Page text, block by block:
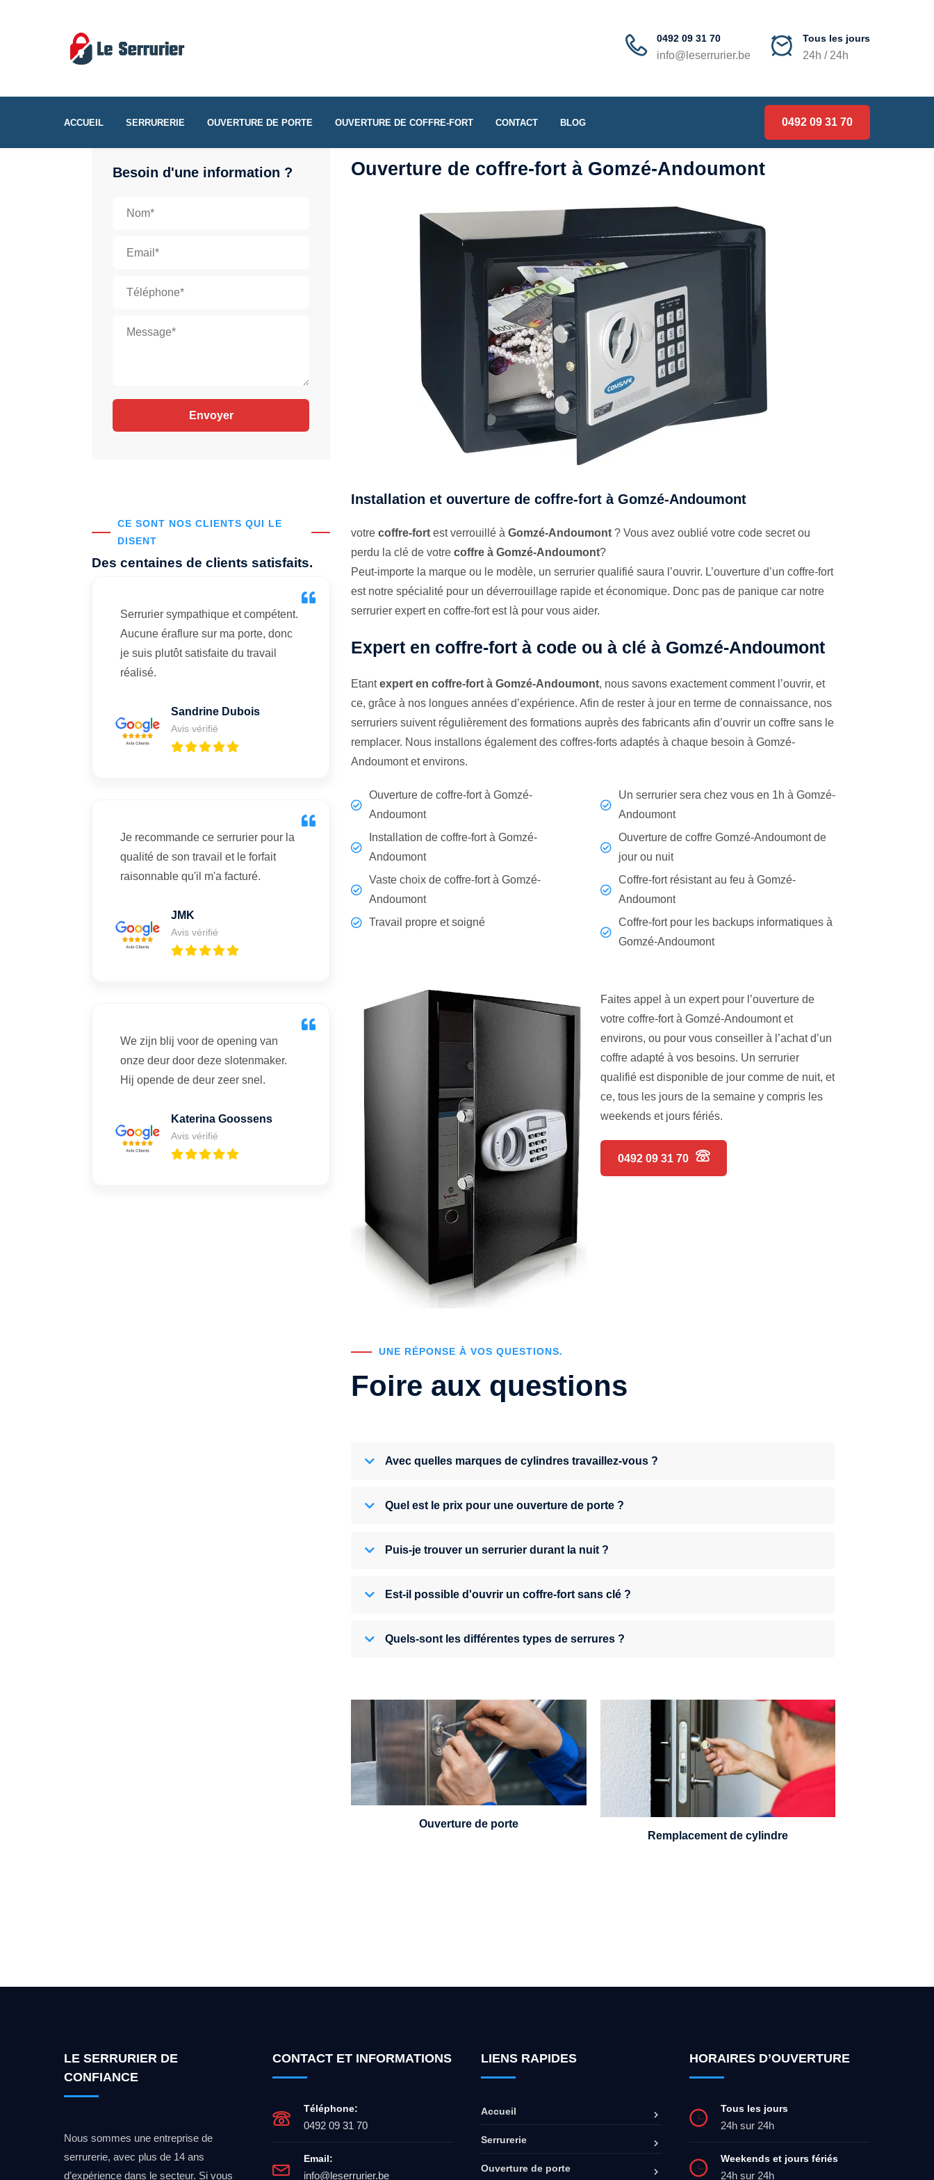
0492 09 31 70
info@leserrurier.be
Tous les jours
24h / 24h
ACCUEIL SERRURERIE OUVERTURE DE PORTE OUVERTURE DE COFFRE-FORT CONTACT BLOG 0492 09 31 70
Besoin d'une information ?
CE SONT NOS CLIENTS QUI LE
DISENT
Des centaines de clients satisfaits.
Serrurier sympathique et compétent.
Aucune éraflure sur ma porte, donc
je suis plutôt satisfaite du travail
réalisé.
Sandrine Dubois
Avis vérifié
Je recommande ce serrurier pour la
qualité de son travail et le forfait
raisonnable qu'il m'a facturé.
JMK
Avis vérifié
We zijn blij voor de opening van
onze deur door deze slotenmaker.
Hij opende de deur zeer snel.
Katerina Goossens
Avis vérifié
Ouverture de coffre-fort à Gomzé-Andoumont
Installation et ouverture de coffre-fort à Gomzé-Andoumont
votrecoffre-fort est verrouillé àGomzé-Andoumont ? Vous avez oublié votre code secret ou
perdu la clé de votrecoffre à Gomzé-Andoumont?
Peut-importe la marque ou le modèle, un serrurier qualifié saura l’ouvrir. L’ouverture d’un coffre-fort
est notre spécialité pour un déverrouillage rapide et économique. Donc pas de panique car notre
serrurier expert en coffre-fort est là pour vous aider.
Expert en coffre-fort à code ou à clé à Gomzé-Andoumont
Etantexpert en coffre-fort à Gomzé-Andoumont, nous savons exactement comment l’ouvrir, et
ce, grâce à nos longues années d’expérience. Afin de rester à jour en terme de connaissance, nos
serruriers suivent régulièrement des formations auprès des fabricants afin d’ouvrir un coffre sans le
remplacer. Nous installons également des coffres-forts adaptés à chaque besoin à Gomzé-
Andoumont et environs.
Ouverture de coffre-fort à Gomzé-
Andoumont
Installation de coffre-fort à Gomzé-
Andoumont
Vaste choix de coffre-fort à Gomzé-
Andoumont
Travail propre et soigné
Un serrurier sera chez vous en 1h à Gomzé-
Andoumont
Ouverture de coffre Gomzé-Andoumont de
jour ou nuit
Coffre-fort résistant au feu à Gomzé-
Andoumont
Coffre-fort pour les backups informatiques à
Gomzé-Andoumont
Faites appel à un expert pour l’ouverture de
votre coffre-fort à Gomzé-Andoumont et
environs, ou pour vous conseiller à l’achat d’un
coffre adapté à vos besoins. Un serrurier
qualifié est disponible de jour comme de nuit, et
ce, tous les jours de la semaine y compris les
weekends et jours fériés.
0492 09 31 70
UNE RÉPONSE À VOS QUESTIONS.
Foire aux questions
Avec quelles marques de cylindres travaillez-vous ?
Quel est le prix pour une ouverture de porte ?
Puis-je trouver un serrurier durant la nuit ?
Est-il possible d'ouvrir un coffre-fort sans clé ?
Quels-sont les différentes types de serrures ?
Vous avez perdu vos clés ou la porte s'est
refermée derrière vous ? Un serrurier est
disponible 24h/7.
Ouverture de porte
Un serrurier sera en mesure de choisir et
remplacer un cylindre standard, à 5
leviers ou à 3 leviers, Mul-T-Lock ou
encore multipoints.
Remplacement de cylindre
LE SERRURIER DE
CONFIANCE
Nous sommes une entreprise de
serrurerie, avec plus de 14 ans
d’expérience dans le secteur. Si vous
CONTACT ET INFORMATIONS
Téléphone:
0492 09 31 70
Email:
info@leserrurier.be
LIENS RAPIDES
Accueil
Serrurerie
Ouverture de porte
HORAIRES D’OUVERTURE
Tous les jours
24h sur 24h
Weekends et jours fériés
24h sur 24h